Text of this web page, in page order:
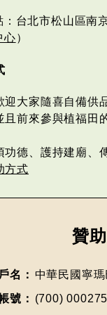
：台北市松山區南
心）
迎大家隨喜自備供
且前來參與植福田
功德、護持建廟、
方式
贊
名： 中華民國寧
號： (700)